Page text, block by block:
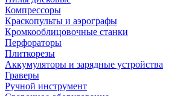
Компрессоры
Краскопульты и аэрографы
Кромкооблицовочные станки
Перфораторы
Плиткорезы
Аккумуляторы и зарядные устройства
Граверы
Ручной инструмент